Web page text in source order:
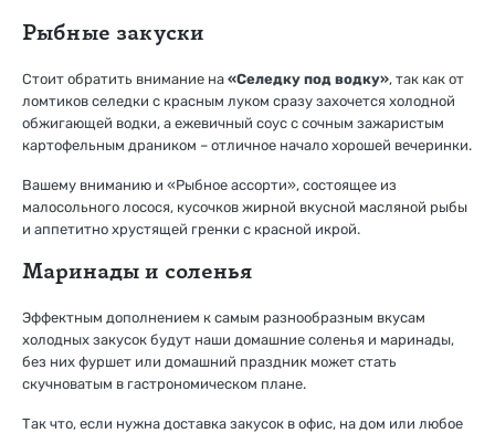
Рыбные закуски
Стоит обратить внимание на «Селедку под водку», так как от
ломтиков селедки с красным луком сразу захочется холодной
обжигающей водки, а ежевичный соус с сочным зажаристым
картофельным драником – отличное начало хорошей вечеринки.
Вашему вниманию и «Рыбное ассорти», состоящее из
малосольного лосося, кусочков жирной вкусной масляной рыбы
и аппетитно хрустящей гренки с красной икрой.
Маринады и соленья
Эффектным дополнением к самым разнообразным вкусам
холодных закусок будут наши домашние соленья и маринады,
без них фуршет или домашний праздник может стать
скучноватым в гастрономическом плане.
Так что, если нужна доставка закусок в офис, на дом или любое